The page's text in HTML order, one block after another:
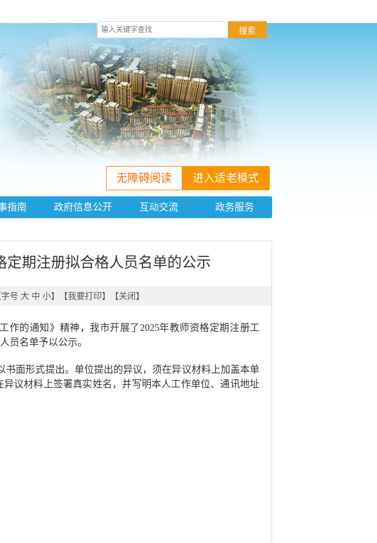
搜索
进入适老模式
无障碍阅读
指南 政府信息公开 互动交流 政务服务
定期注册拟合格人员名单的公示
号 大 中 小】【我要打印】【关闭】
作的通知》 精神 ，我市开展了 2025年教师资格定期注册工
员名单予以公示。
书面形式提出。单位提出的异议，须在异议材料上加盖本单
议材料上签署真实姓名，并写明本人工作单位、通讯地址